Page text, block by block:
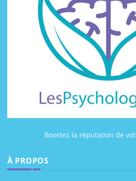
Boostez la réputation de
À PROPOS